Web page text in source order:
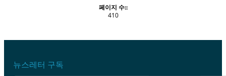
페이지 수::
410
뉴스레터 구독